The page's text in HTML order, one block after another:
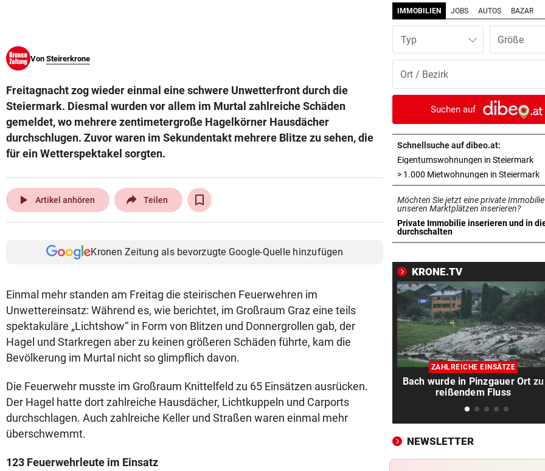
Von Steirerkrone
Freitagnacht zog wieder einmal eine schwere Unwetterfront durch die
Steiermark. Diesmal wurden vor allem im Murtal zahlreiche Schäden
gemeldet, wo mehrere zentimetergroße Hagelkörner Hausdächer
durchschlugen. Zuvor waren im Sekundentakt mehrere Blitze zu sehen, die
für ein Wetterspektakel sorgten.
play_arrow Artikel anhören Teilen
Kronen Zeitung als bevorzugte Google-Quelle hinzufügen
Einmal mehr standen am Freitag die steirischen Feuerwehren im
Unwettereinsatz: Während es, wie berichtet, im Großraum Graz eine teils
spektakuläre „Lichtshow“ in Form von Blitzen und Donnergrollen gab, der
Hagel und Starkregen aber zu keinen größeren Schäden führte, kam die
Bevölkerung im Murtal nicht so glimpflich davon.
Die Feuerwehr musste im Großraum Knittelfeld zu 65 Einsätzen ausrücken.
Der Hagel hatte dort zahlreiche Hausdächer, Lichtkuppeln und Carports
durchschlagen. Auch zahlreiche Keller und Straßen waren einmal mehr
überschwemmt.
123 Feuerwehrleute im Einsatz
„EXTREM ANSTRENGEND“
Arzt auf Auslandsmission:
„Südsudan ist vergessen“
MÜHSAME ENERGIEWENDE vor
Heikler Kraftakt: Neue
brauchen Geduld
vor 43
Das Märchen der deutschen
Autobauer
LANGEWEILE ALS MOTIV vor 43
Jugendbande machte auch
Gotteshaus nicht Halt
ZWISCHEN HIMMEL & ERDE vor
Über Tattoos und die Krux
UMFRAGE ALARMIEREND vor
Jeder vierte Industriebetrieb
erwägt Verlagerung
DONAUARME AM TROCKENEN vor
Fischereiverein hofft nun
Regen zur Belebung
„KRONE“-KOMMENTAR
EU und wir in der
HOCHSAISON FÜR ÄRGER
IMMOBILIEN JOBS AUTOS BAZAR
Typ
Suchen auf
Schnellsuche auf dibeo.at:
Eigentumswohnungen in Steiermarkin
> 1.000 Mietwohnungen in Steiermark
Möchten Sie jetzt eine private
unseren Marktplätzen inserieren?
Private Immobilie inserieren und in
durchschalten
in neuem Tab öffnen
KRONE.TV
ZAHLREICHE EINSÄTZE
Bach wurde in Pinzgauer Ort zu
reißendem Fluss
NEWSLETTER